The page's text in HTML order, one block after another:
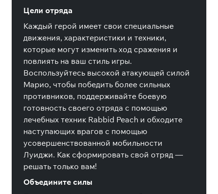
Цели отряда
Каждый герой имеет свои специальные
движения, характеристики и техники,
которые могут изменить ход сражения и
повлиять на ваш стиль игры.
Воспользуйтесь высокой атакующей силой
Марио, чтобы победить более сильных
противников, поддерживайте боевую
готовность своего отряда с помощью
лечебных техник Rabbid Peach и обходите
наступающих врагов с помощью
усовершенствованной мобильности
Луиджи. Как сформировать свой отряд —
решать только вам!
Объедините силы